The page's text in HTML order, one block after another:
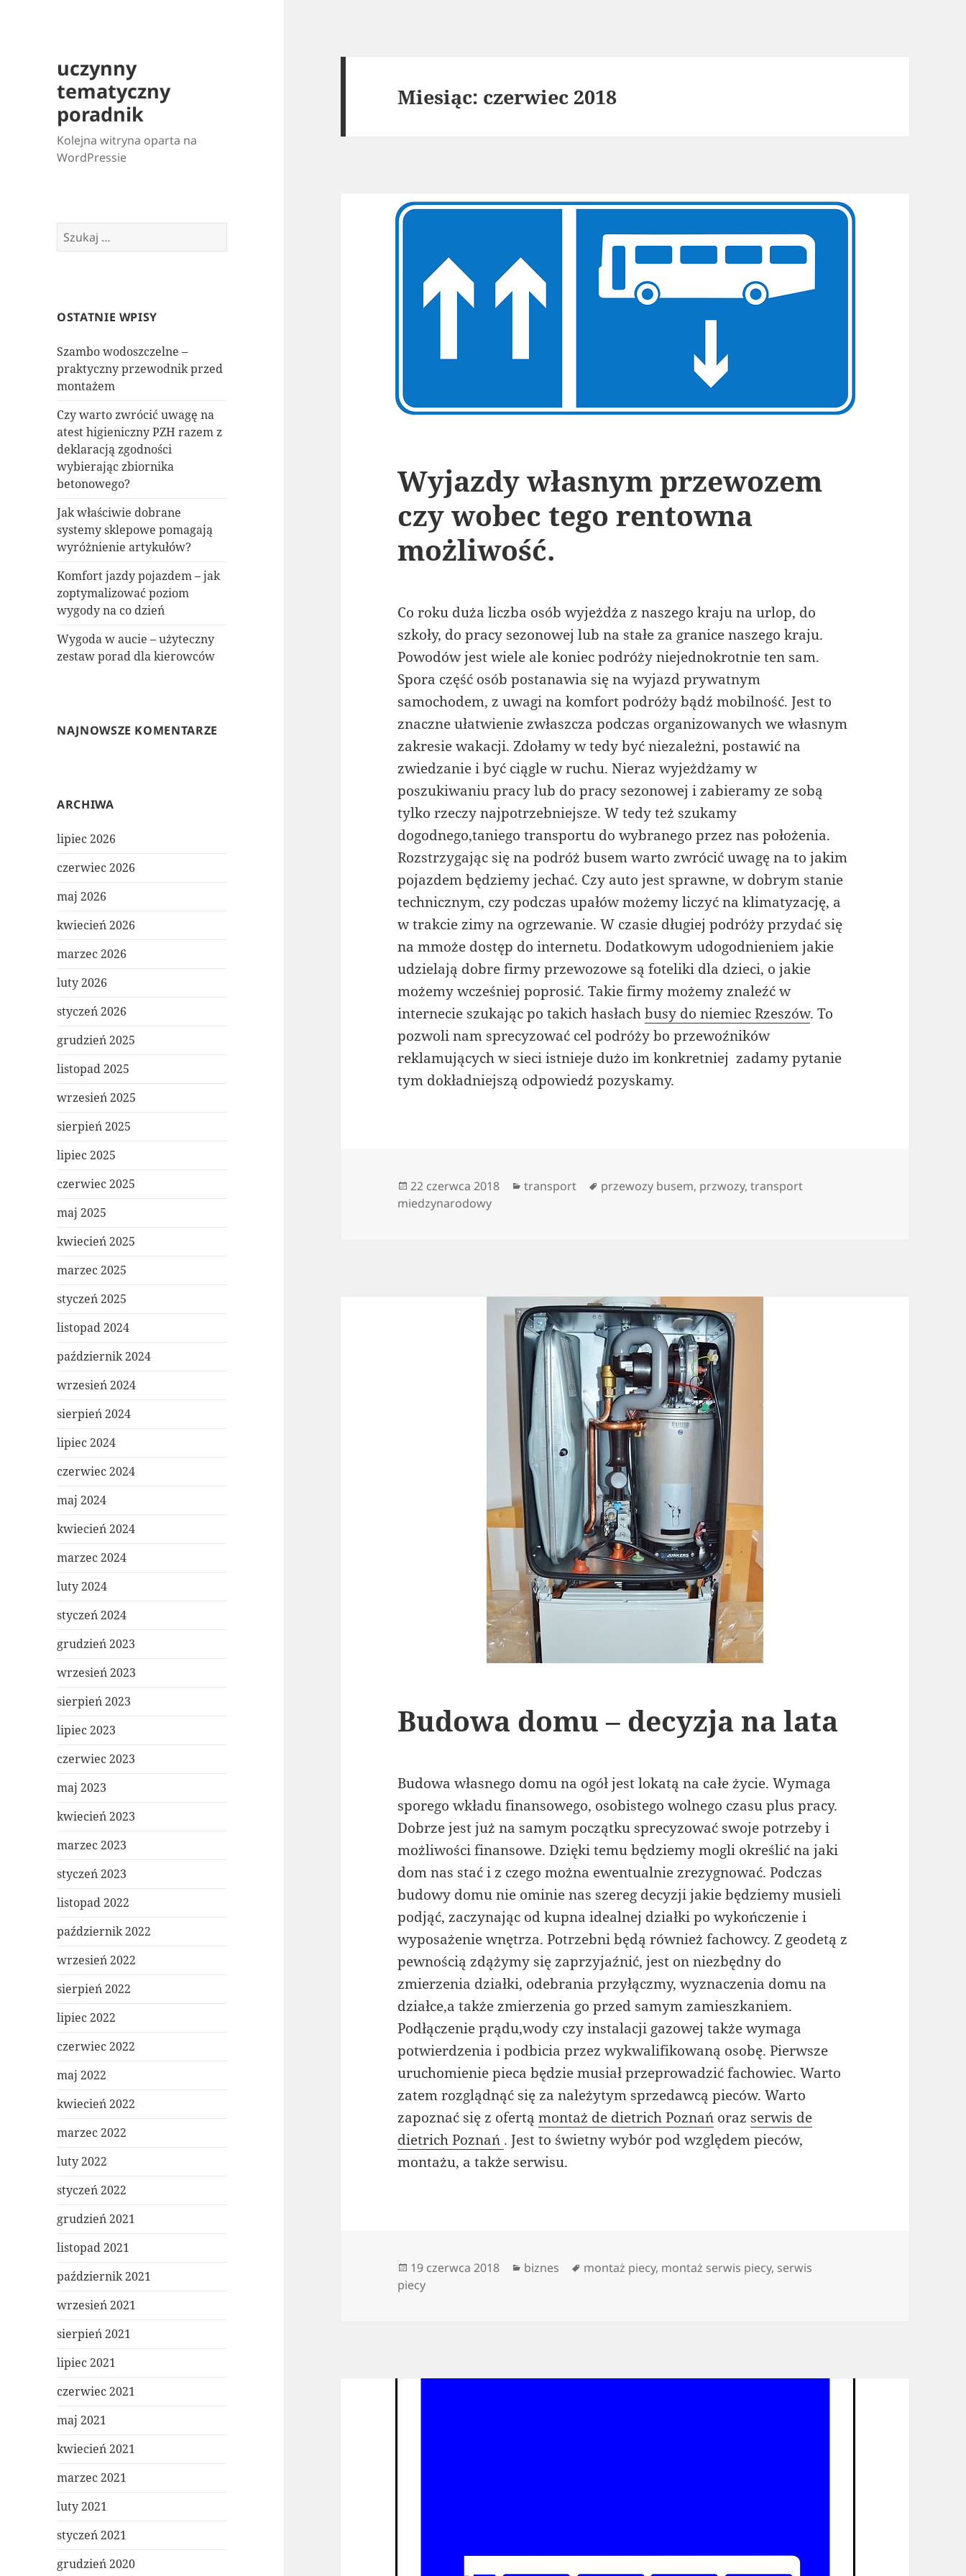
uczynny
tematyczny
poradnik
Kolejna witryna oparta na
WordPressie
Szukaj:
OSTATNIE WPISY
Szambo wodoszczelne –
praktyczny przewodnik przed
montażem
Czy warto zwrócić uwagę na
atest higieniczny PZH razem z
deklaracją zgodności
wybierając zbiornika
betonowego?
Jak właściwie dobrane
systemy sklepowe pomagają
wyróżnienie artykułów?
Komfort jazdy pojazdem – jak
zoptymalizować poziom
wygody na co dzień
Wygoda w aucie – użyteczny
zestaw porad dla kierowców
NAJNOWSZE KOMENTARZE
ARCHIWA
lipiec 2026
czerwiec 2026
maj 2026
kwiecień 2026
marzec 2026
luty 2026
styczeń 2026
grudzień 2025
listopad 2025
wrzesień 2025
sierpień 2025
lipiec 2025
czerwiec 2025
maj 2025
kwiecień 2025
marzec 2025
styczeń 2025
listopad 2024
październik 2024
wrzesień 2024
sierpień 2024
lipiec 2024
czerwiec 2024
maj 2024
kwiecień 2024
marzec 2024
luty 2024
styczeń 2024
grudzień 2023
wrzesień 2023
sierpień 2023
lipiec 2023
czerwiec 2023
maj 2023
kwiecień 2023
marzec 2023
styczeń 2023
listopad 2022
październik 2022
wrzesień 2022
sierpień 2022
lipiec 2022
czerwiec 2022
maj 2022
kwiecień 2022
marzec 2022
luty 2022
styczeń 2022
grudzień 2021
listopad 2021
październik 2021
wrzesień 2021
sierpień 2021
lipiec 2021
czerwiec 2021
maj 2021
kwiecień 2021
marzec 2021
luty 2021
styczeń 2021
grudzień 2020
Miesiąc: czerwiec 2018
Wyjazdy własnym przewozem
czy wobec tego rentowna
możliwość.
Co roku duża liczba osób wyjeżdża z naszego kraju na urlop, do
szkoły, do pracy sezonowej lub na stałe za granice naszego kraju.
Powodów jest wiele ale koniec podróży niejednokrotnie ten sam.
Spora część osób postanawia się na wyjazd prywatnym
samochodem, z uwagi na komfort podróży bądź mobilność. Jest to
znaczne ułatwienie zwłaszcza podczas organizowanych we własnym
zakresie wakacji. Zdołamy w tedy być niezależni, postawić na
zwiedzanie i być ciągle w ruchu. Nieraz wyjeżdżamy w
poszukiwaniu pracy lub do pracy sezonowej i zabieramy ze sobą
tylko rzeczy najpotrzebniejsze. W tedy też szukamy
dogodnego,taniego transportu do wybranego przez nas położenia.
Rozstrzygając się na podróż busem warto zwrócić uwagę na to jakim
pojazdem będziemy jechać. Czy auto jest sprawne, w dobrym stanie
technicznym, czy podczas upałów możemy liczyć na klimatyzację, a
w trakcie zimy na ogrzewanie. W czasie długiej podróży przydać się
na mmoże dostęp do internetu. Dodatkowym udogodnieniem jakie
udzielają dobre firmy przewozowe są foteliki dla dzieci, o jakie
możemy wcześniej poprosić. Takie firmy możemy znaleźć w
internecie szukając po takich hasłachbusy do niemiec Rzeszów. To
pozwoli nam sprecyzować cel podróży bo przewoźników
reklamujących w sieci istnieje dużo im konkretniej zadamy pytanie
tym dokładniejszą odpowiedź pozyskamy.
Data
publikacji
22 czerwca 2018 Kategorie
transport Tagi
przewozy busem, przwozy,transport
miedzynarodowy
Budowa domu – decyzja na lata
Budowa własnego domu na ogół jest lokatą na całe życie. Wymaga
sporego wkładu finansowego, osobistego wolnego czasu plus pracy.
Dobrze jest już na samym początku sprecyzować swoje potrzeby i
możliwości finansowe. Dzięki temu będziemy mogli określić na jaki
dom nas stać i z czego można ewentualnie zrezygnować. Podczas
budowy domu nie ominie nas szereg decyzji jakie będziemy musieli
podjąć, zaczynając od kupna idealnej działki po wykończenie i
wyposażenie wnętrza. Potrzebni będą również fachowcy. Z geodetą z
pewnością zdążymy się zaprzyjaźnić, jest on niezbędny do
zmierzenia działki, odebrania przyłączmy, wyznaczenia domu na
działce,a także zmierzenia go przed samym zamieszkaniem.
Podłączenie prądu,wody czy instalacji gazowej także wymaga
potwierdzenia i podbicia przez wykwalifikowaną osobę. Pierwsze
uruchomienie pieca będzie musiał przeprowadzić fachowiec. Warto
zatem rozglądnąć się za należytym sprzedawcą pieców. Warto
zapoznać się z ofertąmontaż de dietrich Poznań oraz serwis de
dietrich Poznań . Jest to świetny wybór pod względem pieców,
montażu, a także serwisu.
Data
publikacji
19 czerwca 2018 Kategorie
biznes Tagi
montaż piecy, montaż serwis piecy, serwis
piecy